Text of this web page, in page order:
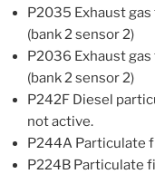
P2035 Exhaust
(bank 2 sensor 2)
P2036 Exhaust
(bank 2 sensor 2)
P242F Diesel
not active.
P244A Particulate
P224B Particulate